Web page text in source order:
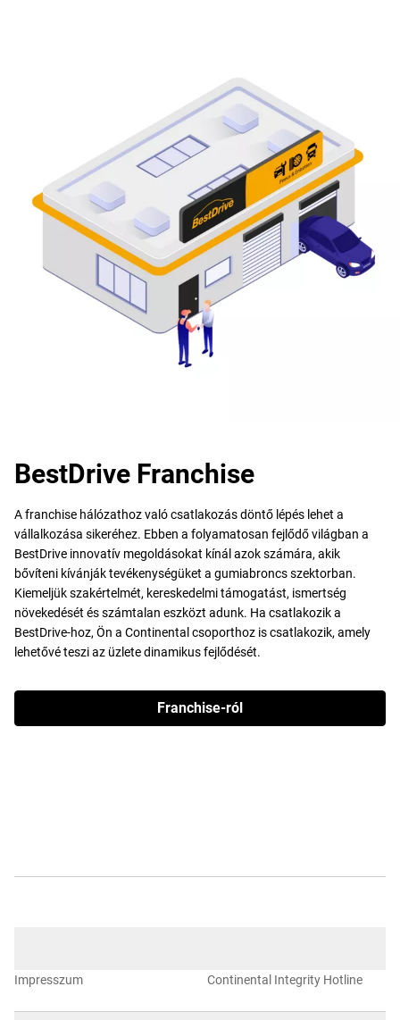
BestDrive Franchise
A franchise hálózathoz való csatlakozás döntő lépés lehet a
vállalkozása sikeréhez. Ebben a folyamatosan fejlődő világban a
BestDrive innovatív megoldásokat kínál azok számára, akik
bővíteni kívánják tevékenységüket a gumiabroncs szektorban.
Kiemeljük szakértelmét, kereskedelmi támogatást, ismertség
növekedését és számtalan eszközt adunk. Ha csatlakozik a
BestDrive-hoz, Ön a Continental csoporthoz is csatlakozik, amely
lehetővé teszi az üzlete dinamikus fejlődését.
Franchise-ról
Impresszum Continental Integrity Hotline